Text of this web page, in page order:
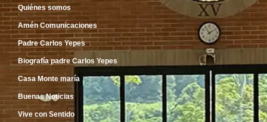
Quiénes somos
Amén Comunicaciones
Padre Carlos Yepes
Biografía padre Carlos Yepes
Casa Monte maría
Buenas Noticias
Vive con Sentido